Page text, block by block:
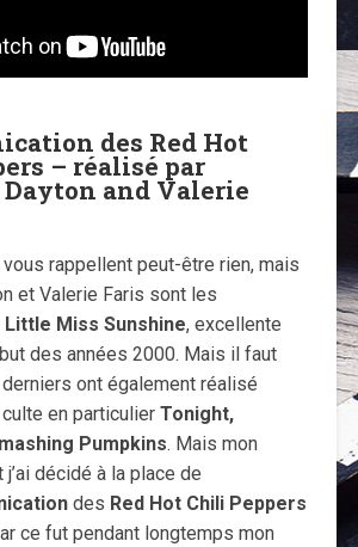
des Red Hot
– réalisé par
and Valerie
rappellent peut-être rien, mais
et Valerie Faris sont les
Little Miss Sunshine, excellente
des années 2000. Mais il faut
ont également réalisé
en particulier Tonight,
Pumpkins. Mais mon
décidé à la place de
des Red Hot Chili Peppers
ce fut pendant longtemps mon